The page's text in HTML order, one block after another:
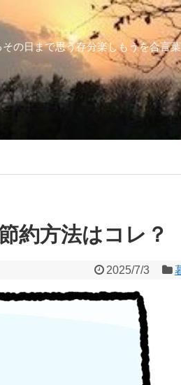
の日まで思う存分楽しもうを合言
約方法はコレ？
2025/7/3